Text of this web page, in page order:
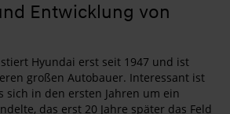
Entwicklung von
Hyundai erst seit 1947 und ist
großen Autobauer. Interessant ist
sich in den ersten Jahren um ein
das erst 20 Jahre später das Feld